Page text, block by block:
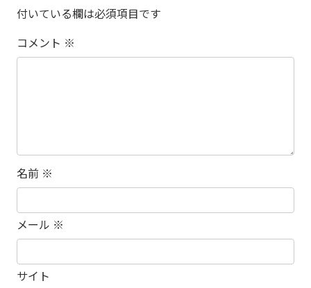
付いている欄は必須項目です
コメント ※
名前 ※
メール ※
サイト